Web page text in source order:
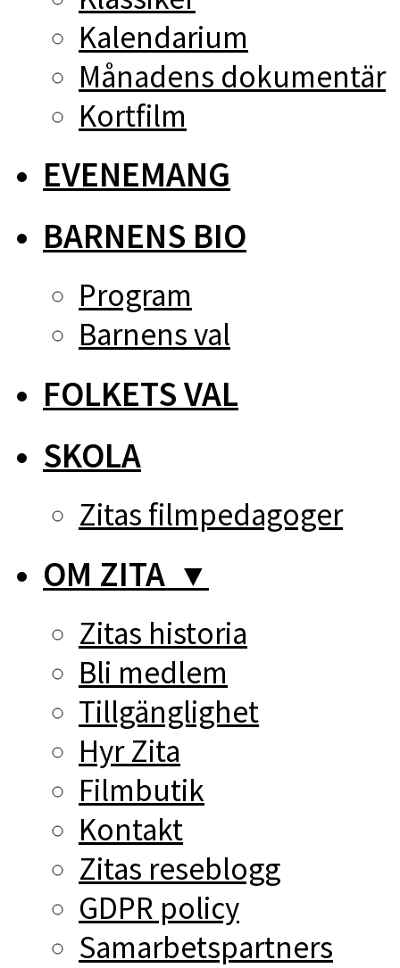
Kalendarium
Månadens dokumentär
Kortfilm
EVENEMANG
BARNENS BIO
Program
Barnens val
FOLKETS VAL
SKOLA
Zitas filmpedagoger
OM ZITA ▼
Zitas historia
Bli medlem
Tillgänglighet
Hyr Zita
Filmbutik
Kontakt
Zitas reseblogg
GDPR policy
Samarbetspartners